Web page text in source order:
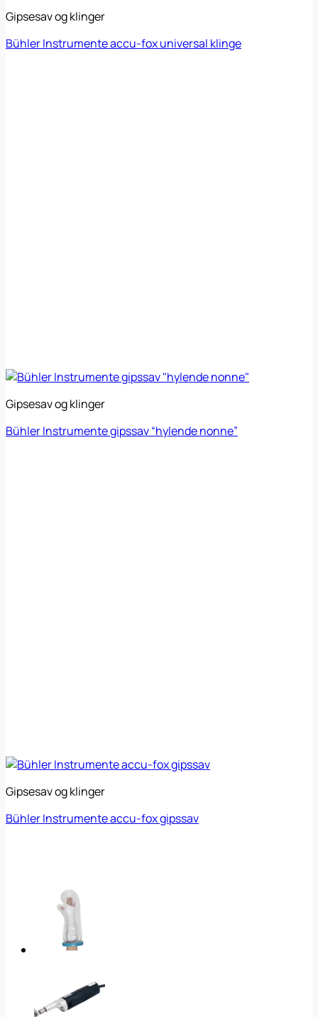
Gipsesav og klinger
Bühler Instrumente accu-fox universal klinge
Gipsesav og klinger
Bühler Instrumente gipssav “hylende nonne”
Gipsesav og klinger
Bühler Instrumente accu-fox gipssav